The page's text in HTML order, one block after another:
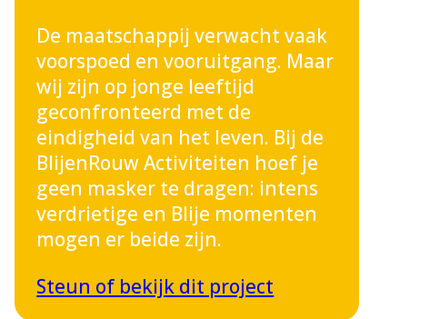
De maatschappij verwacht vaak
voorspoed en vooruitgang. Maar
wij zijn op jonge leeftijd
geconfronteerd met de
eindigheid van het leven. Bij de
BlijenRouw Activiteiten hoef je
geen masker te dragen: intens
verdrietige en Blije momenten
mogen er beide zijn.
Steun of bekijk dit project